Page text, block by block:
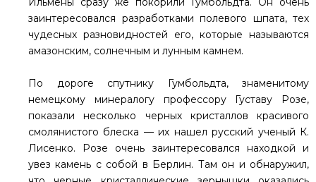
заинтересовался разработками полевого шпата, тех
чудесных разновидностей его, которые называются
амазонским, солнечным и лунным камнем.
По дороге спутнику Гумбольдта, знаменитому
немецкому минералогу профессору Густаву Розе,
показали несколько черных кристаллов красивого
смолянистого блеска — их нашел русский ученый К.
Лисенко. Розе очень заинтересовался находкой и
увез камень с собой в Берлин. Там он и обнаружил,